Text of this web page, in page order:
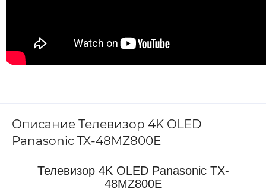
Описание Телевизор 4K OLED
Panasonic TX-48MZ800E
Телевизор 4K OLED Panasonic TX-
48MZ800E